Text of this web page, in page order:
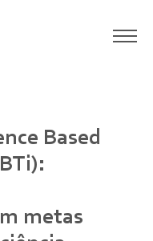
Based
metas